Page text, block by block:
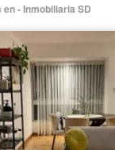
Sin amoblar
- Inmobiliaria SD